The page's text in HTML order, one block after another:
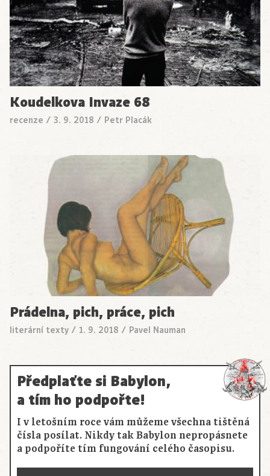
Koudelkova Invaze 68
recenze / 3. 9. 2018 / Petr Placák
Prádelna, pich, práce, pich
literární texty / 1. 9. 2018 / Pavel Nauman
Předplaťte si Babylon,
a tím ho podpořte!
I v letošním roce vám můžeme všechna tištěná
čísla posílat. Nikdy tak Babylon nepropásnete
a podpoříte tím fungování celého časopisu.